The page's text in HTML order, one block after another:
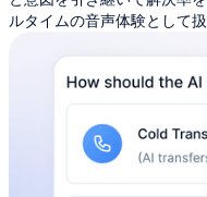
ルタイムの音声体験として扱